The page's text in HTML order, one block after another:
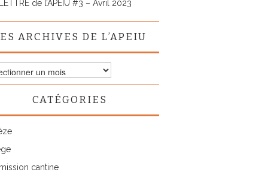
de l’APEIU #3 – Avril 2023
ARCHIVES DE L’APEIU
CATÉGORIES
cantine